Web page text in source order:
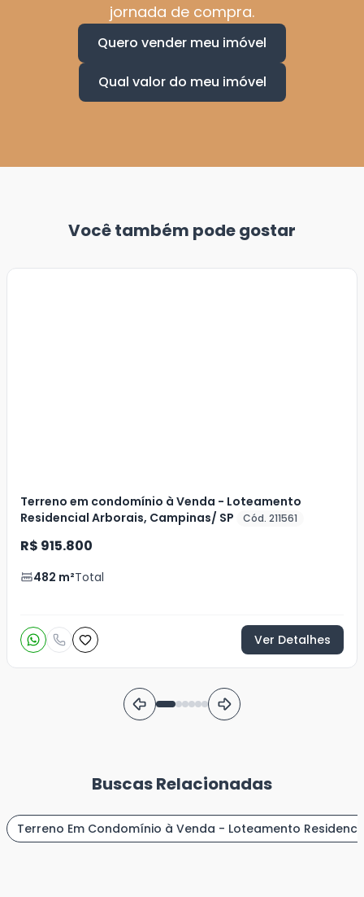
jornada de compra.
Quero vender meu imóvel
Qual valor do meu imóvel
Você também pode gostar
Terreno em condomínio à Venda - Loteamento
Residencial Arborais, Campinas/ SP
Cód. 211561
R$ 915.800
482 m²Total
Ver Detalhes
Buscas Relacionadas
Terreno Em Condomínio à Venda - Loteamento